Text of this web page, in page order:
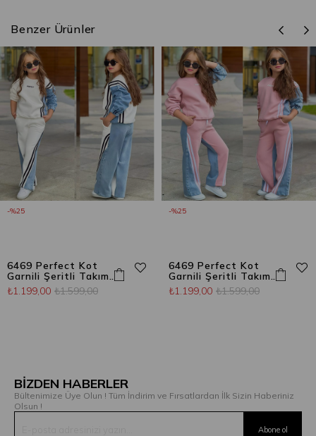
Benzer Ürünler
6469 Perfect Kot
Garnili Şeritli Takım
Beyaz
₺1.199,00 ₺1.599,00
%25
6469 Perfect Kot
Garnili Şeritli Takım
Pembe
₺1.199,00 ₺1.599,00
%25
BİZDEN HABERLER
Bültenimize Üye Olun ! Tüm İndirim ve Fırsatlardan İlk Sizin Haberiniz
Olsun !